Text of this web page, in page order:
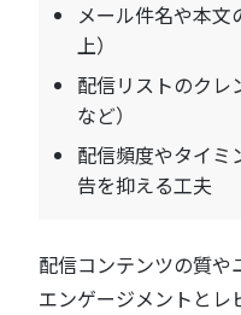
メール件名や本文
上）
配信リストのクレ
など）
配信頻度やタイミ
告を抑える工夫
配信コンテンツの質や
エンゲージメントとレ